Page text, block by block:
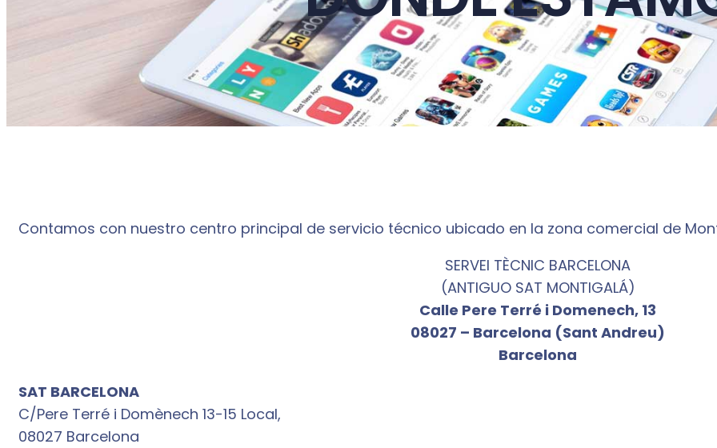
Contamos con nuestro centro principal de servicio técnico ubicado en la zona comercial de
SERVEI TÈCNIC BARCELONA
(ANTIGUO SAT MONTIGALÁ)
Calle Pere Terré i Domenech, 13
08027 – Barcelona (Sant Andreu)
Barcelona
SAT BARCELONA
C/Pere Terré i Domènech 13-15 Local,
08027 Barcelona